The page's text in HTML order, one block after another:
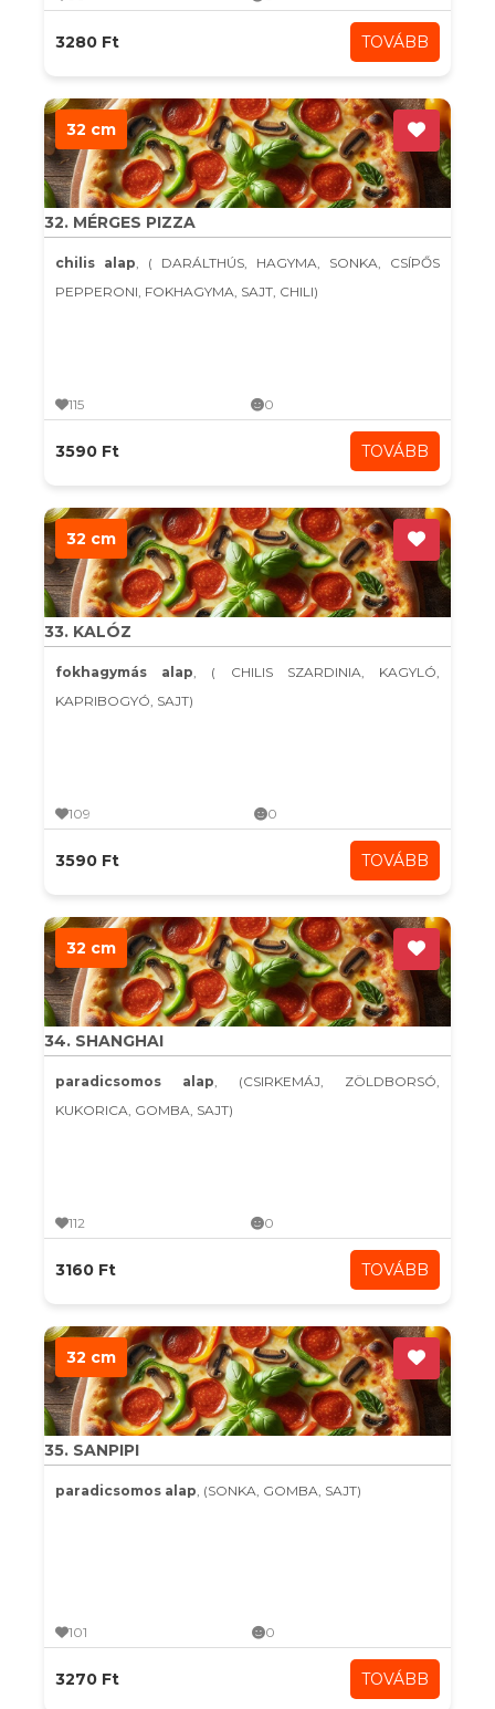
3280 Ft TOVÁBB
32 cm
32. MÉRGES PIZZA
chilis alap, ( DARÁLTHÚS, HAGYMA, SONKA, CSÍPŐS
PEPPERONI, FOKHAGYMA, SAJT, CHILI)
115 0
3590 Ft TOVÁBB
32 cm
33. KALÓZ
fokhagymás alap, ( CHILIS SZARDINIA, KAGYLÓ,
KAPRIBOGYÓ, SAJT)
109 0
3590 Ft TOVÁBB
32 cm
34. SHANGHAI
paradicsomos alap, (CSIRKEMÁJ, ZÖLDBORSÓ,
KUKORICA, GOMBA, SAJT)
112 0
3160 Ft TOVÁBB
32 cm
35. SANPIPI
paradicsomos alap, (SONKA, GOMBA, SAJT)
101 0
3270 Ft TOVÁBB